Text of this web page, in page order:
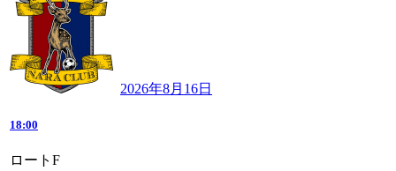
2026年8月16日
18:00
ロートF